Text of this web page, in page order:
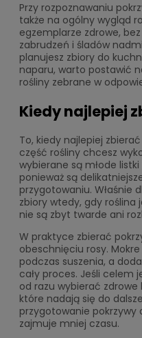
Przy rozpoznawaniu
także na ogólny wygląd
egzemplarze zdrowe,
zabrudzeń i śladów
planujesz zbiory do
naparu, warto postawić
rośliny zebrane w
Kiedy najlepiej
To, kiedy najlepiej
część rośliny chcesz
wybierane są młode
ponieważ są
przygotowaniu. Właśnie
zbiory wtedy, gdy roślina
nie są zbyt twarde ani
W praktyce zbierać
obeschnięciu rosy.
podczas suszenia, a
cały proces. Jeśli celem
od razu wybierać zdrowe
które nadają się do
przygotowanie pokrzywy
zajmuje mniej czasu.